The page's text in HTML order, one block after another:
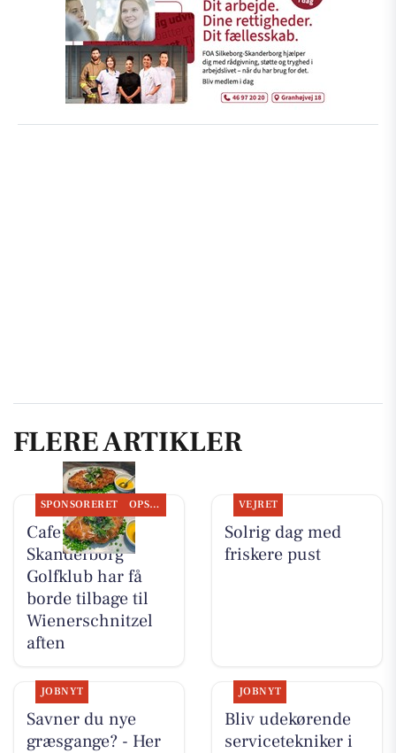
FLERE ARTIKLER
SPONSORERET OPSLAGSTAVLEN
Cafe No. 19
Skanderborg
Golfklub har få
borde tilbage til
Wienerschnitzel
aften
VEJRET
Solrig dag med
friskere pust
JOBNYT
Savner du nye
græsgange? - Her
JOBNYT
Bliv udekørende
servicetekniker i